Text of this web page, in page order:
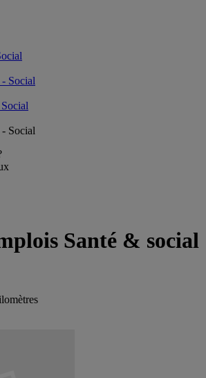
Social
Social
Santé & social